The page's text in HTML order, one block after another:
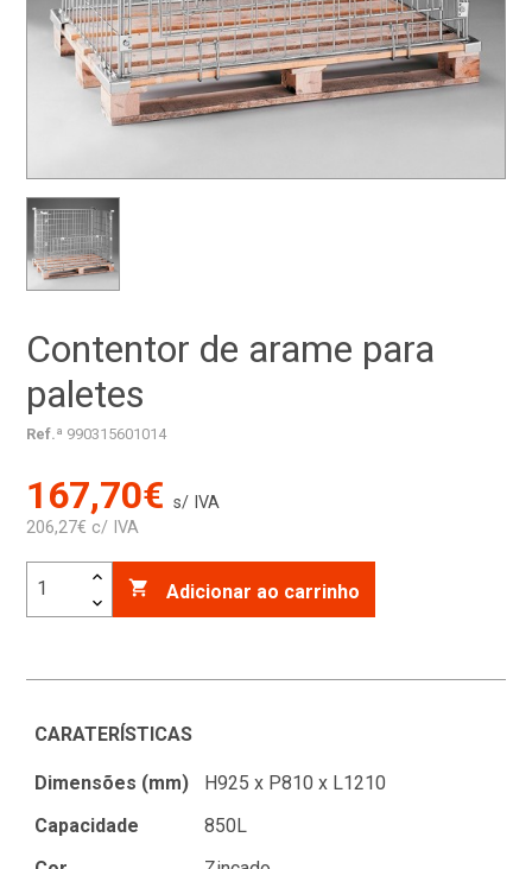
Contentor de arame para
paletes
Ref.ª 990315601014
167,70€ s/ IVA
206,27€ c/ IVA
 Adicionar ao carrinho
CARATERÍSTICAS
Dimensões (mm)
H925 x P810 x L1210
Capacidade
850L